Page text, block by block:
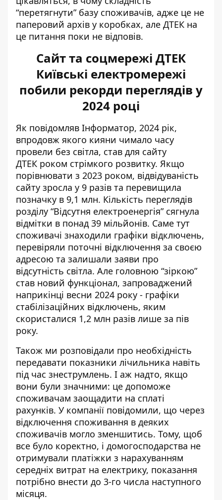
“перетягнути” базу споживачів, адже це не
паперовий архів у коробках, але ДТЕК на
це питання поки не відповів.
Сайт та соцмережі ДТЕК
Київські електромережі
побили рекорди переглядів у
2024 році
Як повідомляв Інформатор, 2024 рік,
впродовж якого кияни чимало часу
провели без світла, став для сайту
ДТЕК роком стрімкого розвитку. Якщо
порівнювати з 2023 роком, відвідуваність
сайту зросла у 9 разів та перевищила
позначку в 9,1 млн. Кількість переглядів
розділу “Відсутня електроенергія” сягнула
відмітки в понад 39 мільйонів. Саме тут
споживачі знаходили графіки відключень,
перевіряли поточні відключення за своєю
адресою та залишали заяви про
відсутність світла. Але головною “зіркою”
став новий функціонал, запроваджений
наприкінці весни 2024 року - графіки
стабілізаційних відключень, яким
скористалися 1,2 млн разів лише за пів
року.
Також ми розповідали про необхідність
передавати показники лічильника навіть
під час знеструмлень. І аж надто, якщо
вони були значними: це допоможе
споживачам заощадити на сплаті
рахунків. У компанії повідомили, що через
відключення споживання в деяких
споживачів могло зменшитись. Тому, щоб
все було коректно, і домогосподарства не
отримували платіжки з нарахуванням
середніх витрат на електрику, показання
потрібно внести до 3-го числа наступного
місяця.